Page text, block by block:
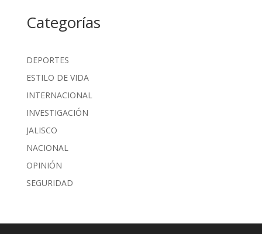
Categorías
DEPORTES
ESTILO DE VIDA
INTERNACIONAL
INVESTIGACIÓN
JALISCO
NACIONAL
OPINIÓN
SEGURIDAD